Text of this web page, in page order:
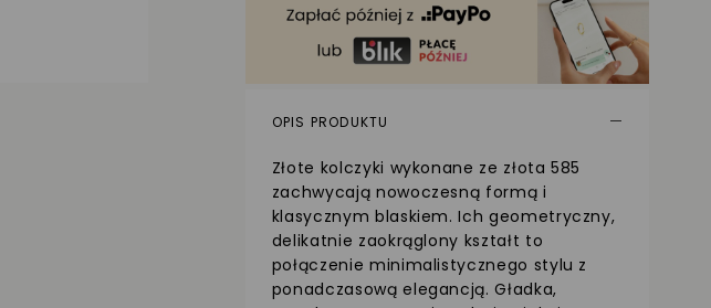
OPIS PRODUKTU
Złote kolczyki wykonane ze złota 585
zachwycają nowoczesną formą i
klasycznym blaskiem. Ich geometryczny,
delikatnie zaokrąglony kształt to
połączenie minimalistycznego stylu z
ponadczasową elegancją. Gładka,